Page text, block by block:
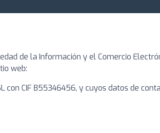
de la Información y el Comercio
web:
con CIF B55346456, y cuyos datos de